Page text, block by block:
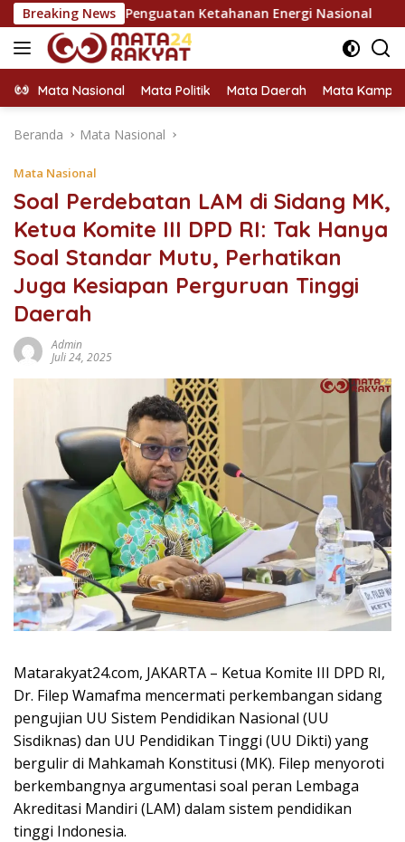
Langsung
ke
konten
Breaking News
Penguatan Ketahanan Energi Nasional KPU
Mata Nasional Mata Politik Mata Daerah Mata
Beranda Mata Nasional
Mata Nasional
Soal Perdebatan LAM di Sidang MK,
Ketua Komite III DPD RI: Tak Hanya
Soal Standar Mutu, Perhatikan
Juga Kesiapan Perguruan Tinggi
Daerah
Admin
Juli 24, 2025
Matarakyat24.com, JAKARTA – Ketua Komite III DPD RI,
Dr. Filep Wamafma mencermati perkembangan sidang
pengujian UU Sistem Pendidikan Nasional (UU
Sisdiknas) dan UU Pendidikan Tinggi (UU Dikti) yang
bergulir di Mahkamah Konstitusi (MK). Filep menyoroti
berkembangnya argumentasi soal peran Lembaga
Akreditasi Mandiri (LAM) dalam sistem pendidikan
tinggi Indonesia.